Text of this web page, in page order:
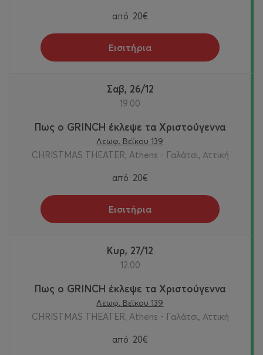
από 20€
Εισιτήρια
Σαβ, 26/12
19:00
Πως ο GRINCH έκλεψε τα Χριστούγεννα
Λεωφ. Βεΐκου 139
CHRISTMAS THEATER, Athens - Γαλάτσι, Αττική
από 20€
Εισιτήρια
Κυρ, 27/12
12:00
Πως ο GRINCH έκλεψε τα Χριστούγεννα
Λεωφ. Βεΐκου 139
CHRISTMAS THEATER, Athens - Γαλάτσι, Αττική
από 20€